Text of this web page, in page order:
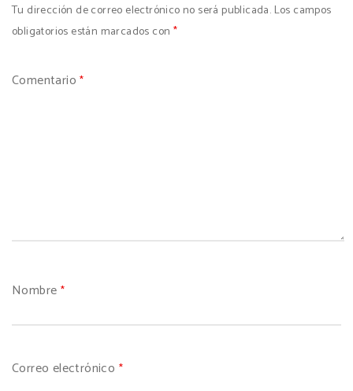
Tu dirección de correo electrónico no será publicada. Los campos
obligatorios están marcados con *
Comentario*
Nombre *
Correo electrónico *